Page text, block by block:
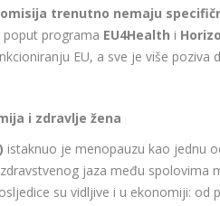
trenutno nemaju
programa EU4Health i
EU, a sve je više
i zdravlje žena
istaknuo je menopauzu kao jednu
jaza među
su vidljive i u ekonomiji: